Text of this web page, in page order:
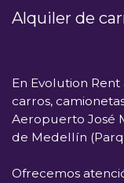
Alquiler de
En Evolution Rent
carros,
Aeropuerto José
de Medellín
Ofrecemos